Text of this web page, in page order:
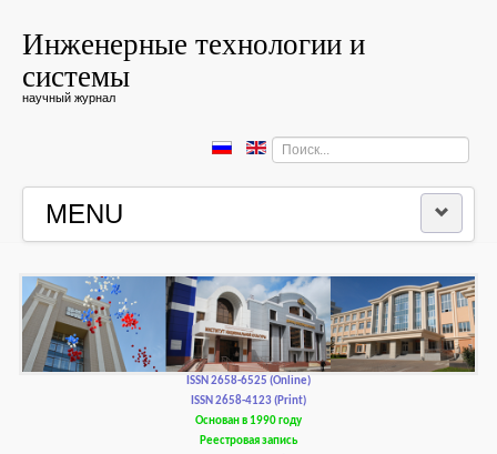
Инженерные технологии и
системы
научный журнал
Искать...
MENU
РЕДКОЛЛЕГИЯ
РЕДАКЦИОННАЯ ПОЛИТИКА И ЭТИКА
ISSN 2658-6525 (Online)
ISSN 2658-4123 (Print)
Основан в 1990 году
Реестровая запись